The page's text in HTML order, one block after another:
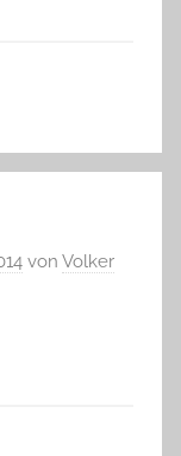
von Volker